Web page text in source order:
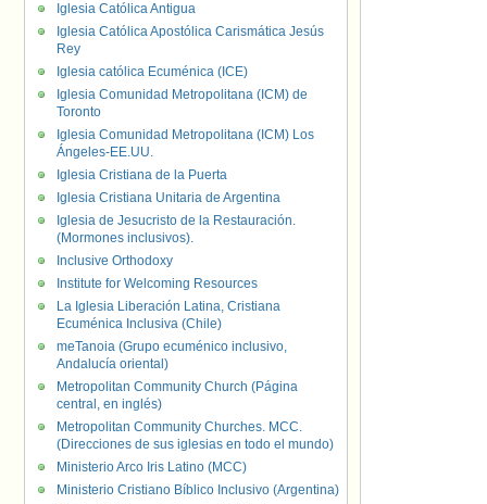
Iglesia Católica Antigua
Iglesia Católica Apostólica Carismática Jesús
Rey
Iglesia católica Ecuménica (ICE)
Iglesia Comunidad Metropolitana (ICM) de
Toronto
Iglesia Comunidad Metropolitana (ICM) Los
Ángeles-EE.UU.
Iglesia Cristiana de la Puerta
Iglesia Cristiana Unitaria de Argentina
Iglesia de Jesucristo de la Restauración.
(Mormones inclusivos).
Inclusive Orthodoxy
Institute for Welcoming Resources
La Iglesia Liberación Latina, Cristiana
Ecuménica Inclusiva (Chile)
meTanoia (Grupo ecuménico inclusivo,
Andalucía oriental)
Metropolitan Community Church (Página
central, en inglés)
Metropolitan Community Churches. MCC.
(Direcciones de sus iglesias en todo el mundo)
Ministerio Arco Iris Latino (MCC)
Ministerio Cristiano Bíblico Inclusivo (Argentina)